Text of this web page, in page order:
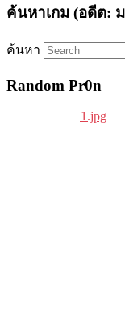
ค้นหาเกม (อดีต:
ค้นหา
Random Pr0n